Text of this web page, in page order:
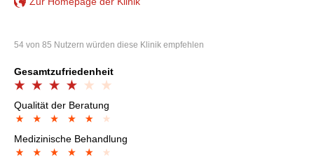
54 von 85 Nutzern würden diese Klinik empfehlen
Gesamtzufriedenheit
Qualität der Beratung
Medizinische Behandlung